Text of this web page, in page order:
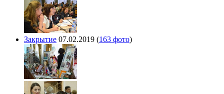
Закрытие 07.02.2019 (163 фото)